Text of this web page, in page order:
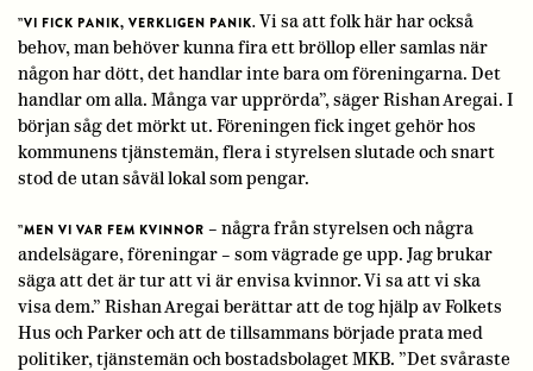
”VI FICK PANIK, VERKLIGEN PANIK. Vi sa att folk här har också
behov, man behöver kunna fira ett bröllop eller samlas när
någon har dött, det handlar inte bara om föreningarna. Det
handlar om alla. Många var upprörda”, säger Rishan Aregai. I
början såg det mörkt ut. Föreningen fick inget gehör hos
kommunens tjänstemän, flera i styrelsen slutade och snart
stod de utan såväl lokal som pengar.
”MEN VI VAR FEM KVINNOR – några från styrelsen och några
andelsägare, föreningar – som vägrade ge upp. Jag brukar
säga att det är tur att vi är envisa kvinnor. Vi sa att vi ska
visa dem.” Rishan Aregai berättar att de tog hjälp av Folkets
Hus och Parker och att de tillsammans började prata med
politiker, tjänstemän och bostadsbolaget MKB. ”Det svåraste